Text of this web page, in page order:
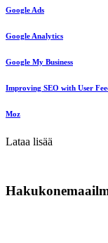
Google Ads
Google Analytics
Google My Business
Improving SEO with User
Moz
Lataa lisää